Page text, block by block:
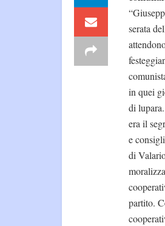
serata
in quei
di
era il
e
di
partito.